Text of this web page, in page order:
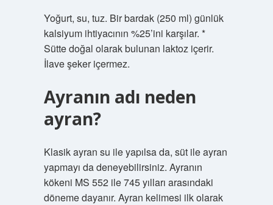
Yoğurt, su, tuz. Bir bardak (250 ml) günlük
kalsiyum ihtiyacının %25’ini karşılar. *
Sütte doğal olarak bulunan laktoz içerir.
İlave şeker içermez.
Ayranın adı neden
ayran?
Klasik ayran su ile yapılsa da, süt ile ayran
yapmayı da deneyebilirsiniz. Ayranın
kökeni MS 552 ile 745 yılları arasındaki
döneme dayanır. Ayran kelimesi ilk olarak